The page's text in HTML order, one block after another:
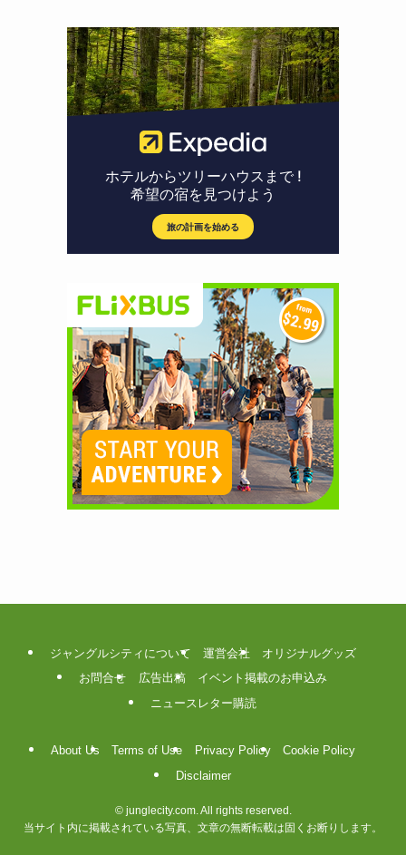
ジャングルシティについて 運営会社
オリジナルグッズ
お問合せ
広告出稿
イベント掲載のお申込み
ニュースレター購読
About Us Terms of Use Privacy Policy
Cookie Policy
Disclaimer
©junglecity.com. All rights reserved.
当サイト内に掲載されている写真、文章の無断転載は固くお断りします。